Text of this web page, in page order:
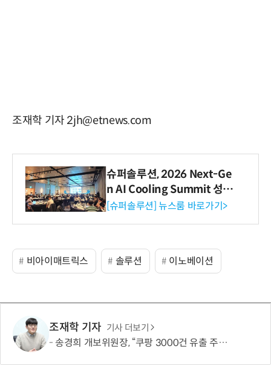
조재학 기자 2jh@etnews.com
슈퍼솔루션, 2026 Next-Ge
n AI Cooling Summit 성황
리 성료
[슈퍼솔루션] 뉴스룸 바로가기>
비아이매트릭스 솔루션 이노베이션
조재학 기자 기사 더보기
송경희 개보위원장, “쿠팡 3000건 유출 주장 사실과 달라…엄정 처분할 것”